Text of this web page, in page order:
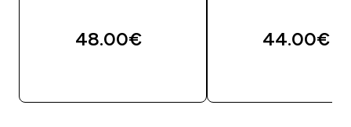
48.00€‎ 44.00€‎